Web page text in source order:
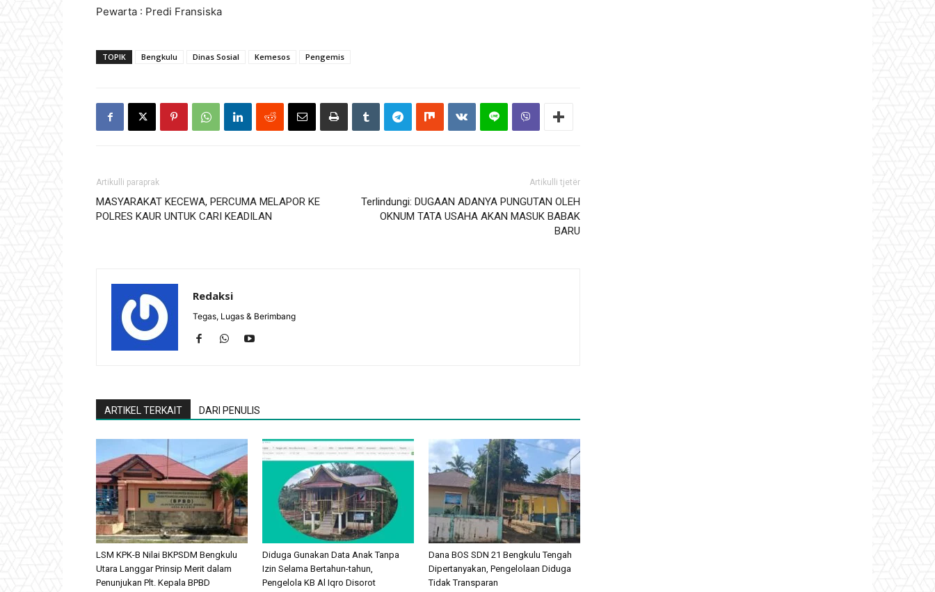
Pewarta : Predi Fransiska
TOPIK Bengkulu Dinas Sosial Kemesos Pengemis
Artikulli paraprak
MASYARAKAT KECEWA, PERCUMA MELAPOR KE
POLRES KAUR UNTUK CARI KEADILAN
Artikulli tjetër
Terlindungi: DUGAAN ADANYA PUNGUTAN OLEH
OKNUM TATA USAHA AKAN MASUK BABAK
BARU
Redaksi
Tegas, Lugas & Berimbang
ARTIKEL TERKAIT DARI PENULIS
LSM KPK-B Nilai BKPSDM Bengkulu
Utara Langgar Prinsip Merit dalam
Penunjukan Plt. Kepala BPBD
Diduga Gunakan Data Anak Tanpa
Izin Selama Bertahun-tahun,
Pengelola KB Al Iqro Disorot
Dana BOS SDN 21 Bengkulu Tengah
Dipertanyakan, Pengelolaan Diduga
Tidak Transparan